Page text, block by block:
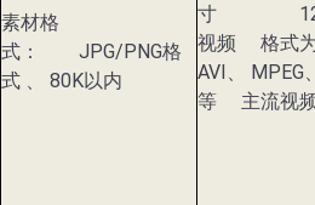
素材格
式： JPG/PNG格
式 、 80K以内
寸
视频 格式
AVI、 MPEG
等 主流视